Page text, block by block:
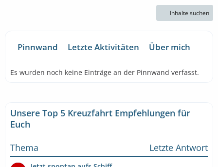
Inhalte suchen
Pinnwand Letzte Aktivitäten Über mich
Es wurden noch keine Einträge an der Pinnwand verfasst.
Unsere Top 5 Kreuzfahrt Empfehlungen für
Euch
Thema
Letzte Antwort